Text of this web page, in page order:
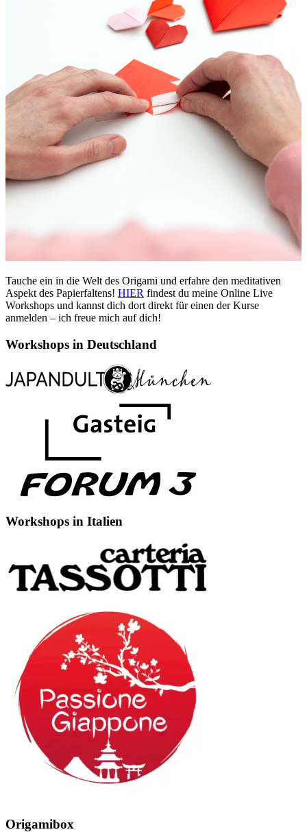
Tauche ein in die Welt des Origami und erfahre den meditativen
Aspekt des Papierfaltens! HIER findest du meine Online Live
Workshops und kannst dich dort direkt für einen der Kurse
anmelden – ich freue mich auf dich!
Workshops in Deutschland
Workshops in Italien
Origamibox